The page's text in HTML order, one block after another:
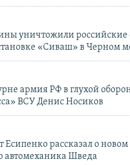
уничтожили российские
«Сиваш» в Черном
армия РФ в глухой
ВСУ Денис Носиков
Есипенко рассказал о новом
автомеханика Шведа